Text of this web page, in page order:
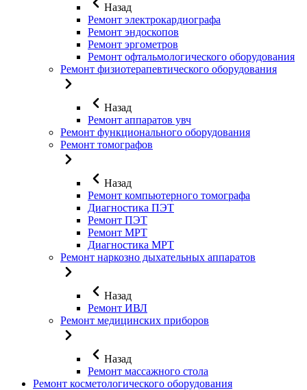
Назад
Ремонт электрокардиографа
Ремонт эндоскопов
Ремонт эргометров
Ремонт офтальмологического оборудования
Ремонт физиотерапевтического оборудования
Назад
Ремонт аппаратов увч
Ремонт функционального оборудования
Ремонт томографов
Назад
Ремонт компьютерного томографа
Диагностика ПЭТ
Ремонт ПЭТ
Ремонт МРТ
Диагностика МРТ
Ремонт наркозно дыхательных аппаратов
Назад
Ремонт ИВЛ
Ремонт медицинских приборов
Назад
Ремонт массажного стола
Ремонт косметологического оборудования